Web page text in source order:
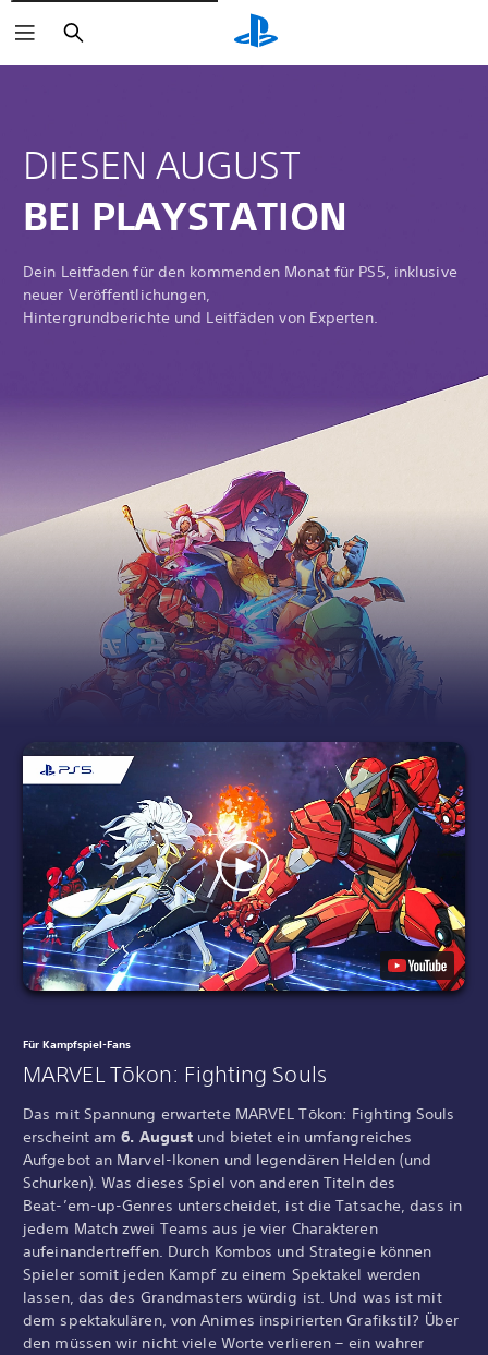
Suchen
DIESEN AUGUST
BEI PLAYSTATION
Dein Leitfaden für den kommenden Monat für PS5, inklusive
neuer Veröffentlichungen,
Hintergrundberichte und Leitfäden von Experten.
Für Kampfspiel-Fans
MARVEL Tōkon: Fighting Souls
Das mit Spannung erwartete MARVEL Tōkon: Fighting Souls
erscheint am6. August und bietet ein umfangreiches
Aufgebot an Marvel-Ikonen und legendären Helden (und
Schurken). Was dieses Spiel von anderen Titeln des
Beat-’em-up-Genres unterscheidet, ist die Tatsache, dass in
jedem Match zwei Teams aus je vier Charakteren
aufeinandertreffen. Durch Kombos und Strategie können
Spieler somit jeden Kampf zu einem Spektakel werden
lassen, das des Grandmasters würdig ist. Und was ist mit
dem spektakulären, von Animes inspirierten Grafikstil? Über
den müssen wir nicht viele Worte verlieren – ein wahrer